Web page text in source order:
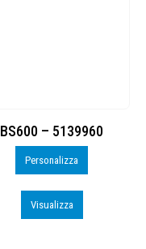
BS600 – 5139960
Personalizza
Visualizza